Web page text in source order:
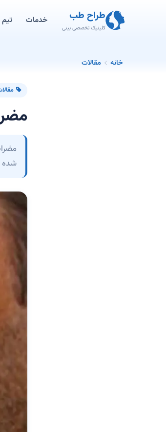
طراح طب
کلینیک تخصصی بینی
خدمات
خانه مقالات
شده